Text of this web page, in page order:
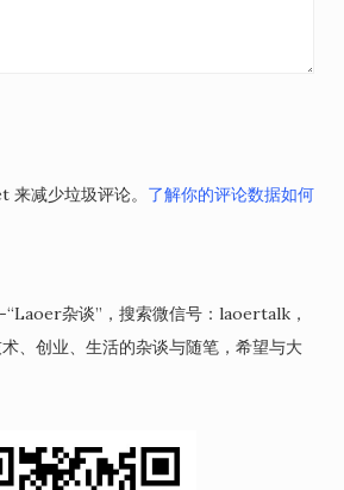
减少垃圾评论。 了解你的评论数据如何
杂谈”，搜索微信号：laoertalk，
、创业、生活的杂谈与随笔，希望与大